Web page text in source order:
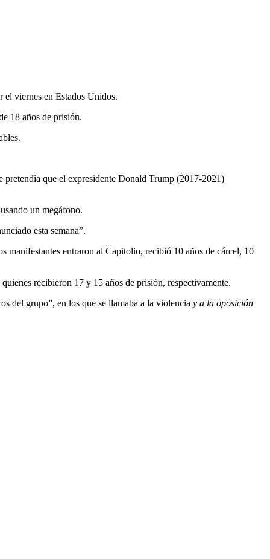
el viernes en Estados Unidos.
18 años de prisión.
pretendía que el expresidente Donald Trump (2017-2021)
un megáfono.
esta semana”.
manifestantes entraron al Capitolio, recibió 10 años de cárcel, 10
recibieron 17 y 15 años de prisión, respectivamente.
del grupo”, en los que se llamaba a la violencia y a la oposición